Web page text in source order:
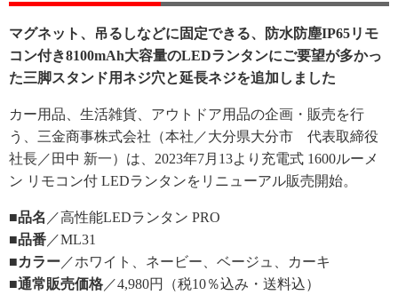
マグネット、吊るしなどに固定できる、防水防塵IP65リモ
コン付き8100mAh大容量のLEDランタンにご要望が多かっ
た三脚スタンド用ネジ穴と延長ネジを追加しました
カー用品、生活雑貨、アウトドア用品の企画・販売を行
う、三金商事株式会社（本社／大分県大分市 代表取締役
社長／田中 新一）は、2023年7月13より充電式 1600ルーメ
ン リモコン付 LEDランタンをリニューアル販売開始。
■品名 ／高性能LEDランタン PRO
■品番 ／ML31
■カラー ／ホワイト、ネービー、ベージュ、カーキ
■通常販売価格 ／4,980円（税10％込み・送料込）